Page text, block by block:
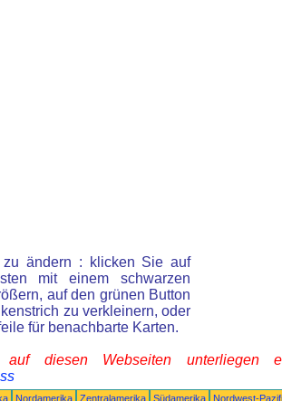
ändern : klicken Sie auf
mit einem schwarzen
auf den grünen Button
zu verkleinern, oder
für benachbarte Karten.
auf diesen Webseiten unterliegen
Nordamerika Zentralamerika Südamerika
Nordwest-